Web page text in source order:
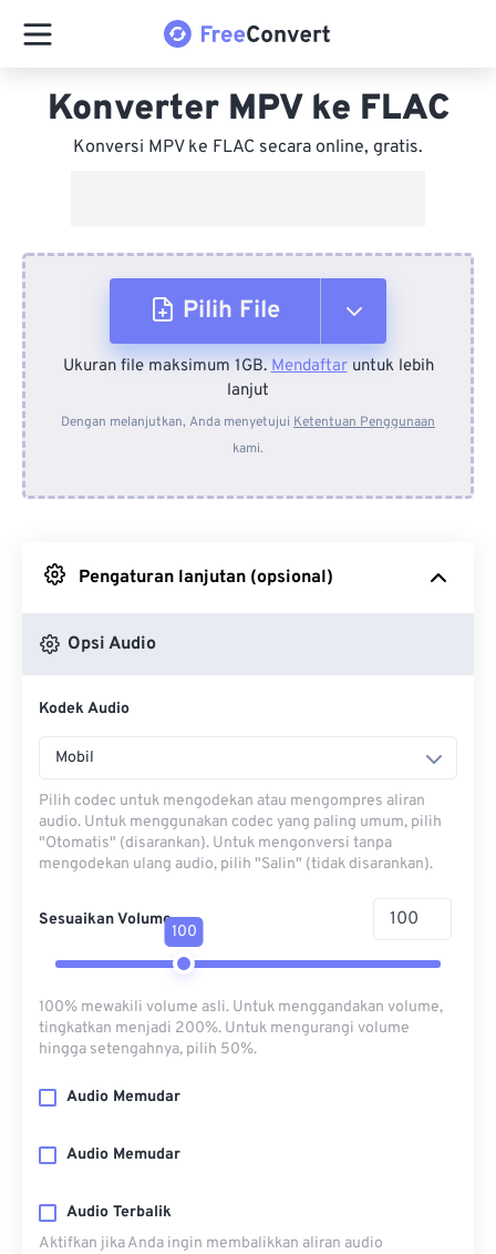
Konverter MPV ke FLAC
Konversi MPV ke FLAC secara online, gratis.
Pilih File
Dari Perangkat
Dari Dropbox
Ukuran file maksimum 1GB.Mendaftaruntuk lebih
lanjut
Dengan melanjutkan, Anda menyetujui Ketentuan Penggunaan
kami.
Pengaturan lanjutan (opsional)
Opsi Audio
Kodek Audio
Mobil
Pilih codec untuk mengodekan atau mengompres aliran
audio. Untuk menggunakan codec yang paling umum, pilih
"Otomatis" (disarankan). Untuk mengonversi tanpa
mengodekan ulang audio, pilih "Salin" (tidak disarankan).
Sesuaikan Volume
100
100% mewakili volume asli. Untuk menggandakan volume,
tingkatkan menjadi 200%. Untuk mengurangi volume
hingga setengahnya, pilih 50%.
Audio Memudar
Audio Memudar
Audio Terbalik
Aktifkan jika Anda ingin membalikkan aliran audio